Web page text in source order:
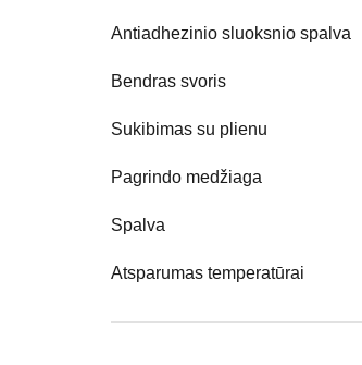
Antiadhezinio sluoksnio spalva
Bendras svoris
Sukibimas su plienu
Pagrindo medžiaga
Spalva
Atsparumas temperatūrai